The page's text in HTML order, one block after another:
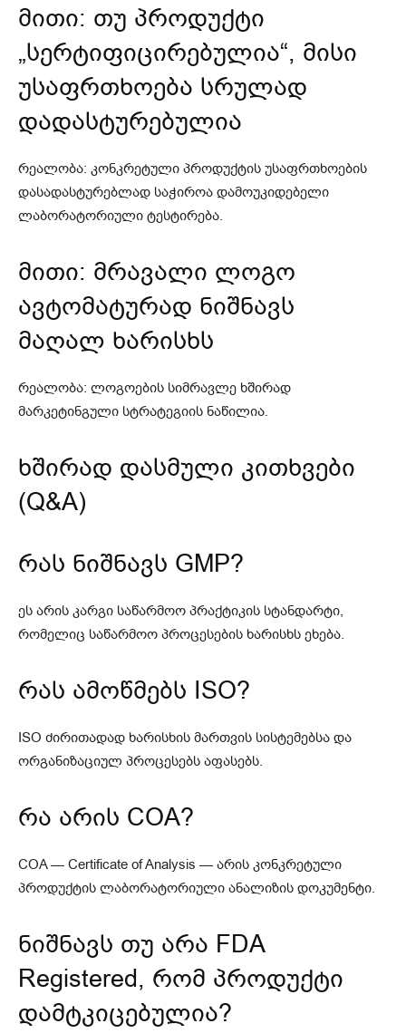
მითი: თუ პროდუქტი
„სერტიფიცირებულია“, მისი
უსაფრთხოება სრულად
დადასტურებულია
რეალობა: კონკრეტული პროდუქტის უსაფრთხოების
დასადასტურებლად საჭიროა დამოუკიდებელი
ლაბორატორიული ტესტირება.
მითი: მრავალი ლოგო
ავტომატურად ნიშნავს
მაღალ ხარისხს
რეალობა: ლოგოების სიმრავლე ხშირად
მარკეტინგული სტრატეგიის ნაწილია.
ხშირად დასმული კითხვები
(Q&A)
რას ნიშნავს GMP?
ეს არის კარგი საწარმოო პრაქტიკის სტანდარტი,
რომელიც საწარმოო პროცესების ხარისხს ეხება.
რას ამოწმებს ISO?
ISO ძირითადად ხარისხის მართვის სისტემებსა და
ორგანიზაციულ პროცესებს აფასებს.
რა არის COA?
COA — Certificate of Analysis — არის კონკრეტული
პროდუქტის ლაბორატორიული ანალიზის დოკუმენტი.
ნიშნავს თუ არა FDA
Registered, რომ პროდუქტი
დამტკიცებულია?